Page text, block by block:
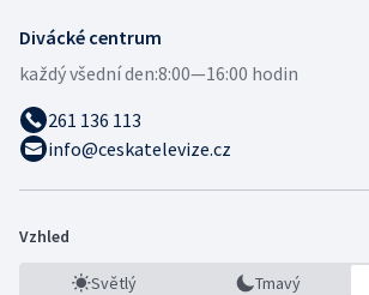
Divácké centrum
každý všední den:8:00—16:00 hodin
261 136 113
info@ceskatelevize.cz
Vzhled
Světlý Tmavý